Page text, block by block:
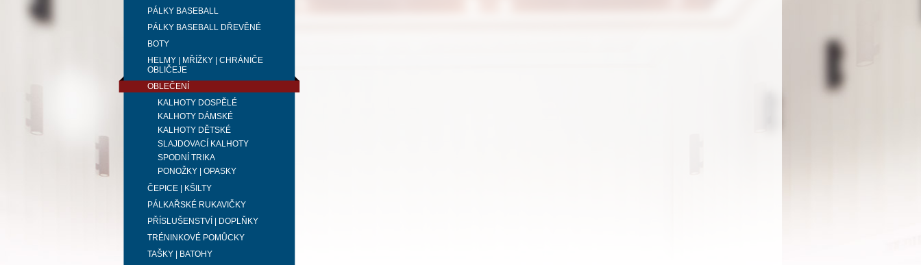
PÁLKY BASEBALL
PÁLKY BASEBALL DŘEVĚNÉ
BOTY
HELMY | MŘÍŽKY | CHRÁNIČE
OBLIČEJE
OBLEČENÍ
KALHOTY DOSPĚLÉ
KALHOTY DÁMSKÉ
KALHOTY DĚTSKÉ
SLAJDOVACÍ KALHOTY
SPODNÍ TRIKA
PONOŽKY | OPASKY
ČEPICE | KŠILTY
PÁLKAŘSKÉ RUKAVIČKY
PŘÍSLUŠENSTVÍ | DOPLŇKY
TRÉNINKOVÉ POMŮCKY
TAŠKY | BATOHY